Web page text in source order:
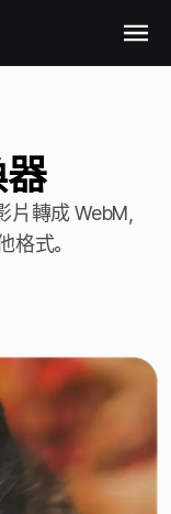
轉成 WebM，
格式。